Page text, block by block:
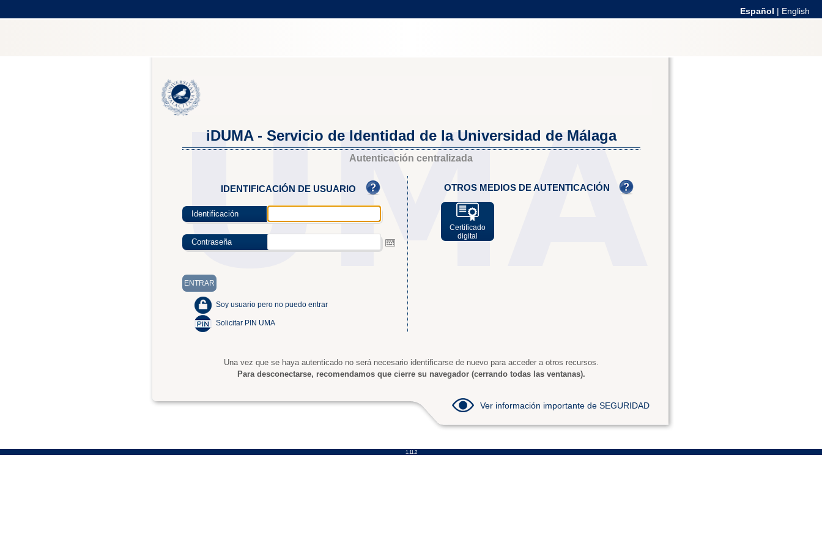
Español | English
iDUMA - Servicio de Identidad de la Universidad de Málaga
Autenticación centralizada
IDENTIFICACIÓN DE USUARIO
Identificación
Contraseña
Soy usuario pero no puedo entrar
Solicitar PIN UMA
OTROS MEDIOS DE AUTENTICACIÓN
Certificado
digital
Una vez que se haya autenticado no será necesario identificarse de nuevo para acceder a otros recursos.
Para desconectarse, recomendamos que cierre su navegador (cerrando todas las ventanas).
Ver información importante de SEGURIDAD
1.11.2